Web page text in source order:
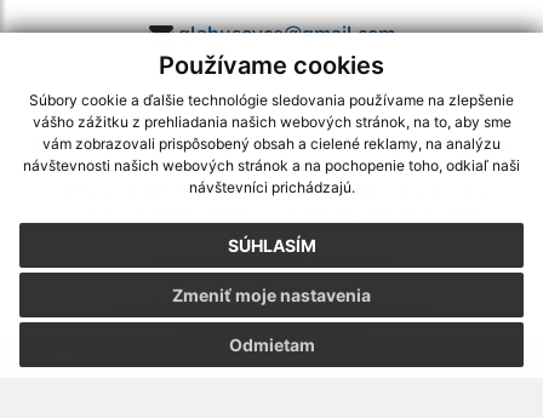
Používame cookies
Súbory cookie a ďalšie technológie sledovania používame na zlepšenie
vášho zážitku z prehliadania našich webových stránok, na to, aby sme
vám zobrazovali prispôsobený obsah a cielené reklamy, na analýzu
návštevnosti našich webových stránok a na pochopenie toho, odkiaľ naši
návštevníci prichádzajú.
SÚHLASÍM
Odmietam
Zmeniť moje nastavenia
glabusovce@gmail.com
využite možnosť získavania aktuálnych informácií s využitím RSS
CMS systém (redakčný) systém ECHELON 2,Mapa stránok,web portál
webex.digital, s.r.o.,domény,registrácia domény
Posledná aktualizácia:30.07.2026
Vytlačiť stránku|Vyhlásenie o prístupnosti